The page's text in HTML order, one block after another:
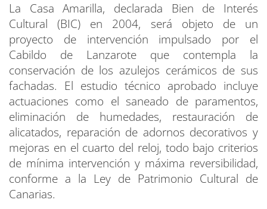
La Casa Amarilla, declarada Bien de Interés
Cultural (BIC) en 2004, será objeto de un
proyecto de intervención impulsado por el
Cabildo de Lanzarote que contempla la
conservación de los azulejos cerámicos de sus
fachadas. El estudio técnico aprobado incluye
actuaciones como el saneado de paramentos,
eliminación de humedades, restauración de
alicatados, reparación de adornos decorativos y
mejoras en el cuarto del reloj, todo bajo criterios
de mínima intervención y máxima reversibilidad,
conforme a la Ley de Patrimonio Cultural de
Canarias.